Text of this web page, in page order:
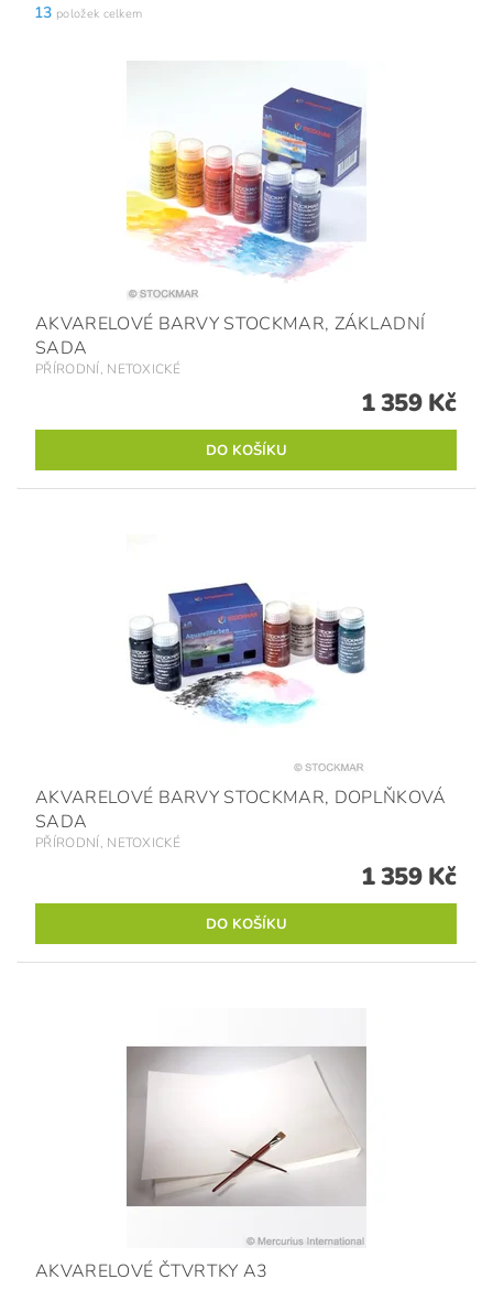
13 položek celkem
AKVARELOVÉ BARVY STOCKMAR, ZÁKLADNÍ
SADA
PŘÍRODNÍ, NETOXICKÉ
1 359 Kč
AKVARELOVÉ BARVY STOCKMAR, DOPLŇKOVÁ
SADA
PŘÍRODNÍ, NETOXICKÉ
1 359 Kč
AKVARELOVÉ ČTVRTKY A3